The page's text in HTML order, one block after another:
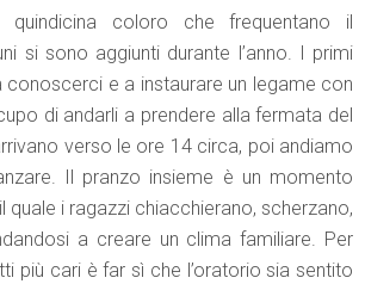
quindicina coloro che frequentano il
si sono aggiunti durante l’anno. I primi
conoscerci e a instaurare un legame con
di andarli a prendere alla fermata del
verso le ore 14 circa, poi andiamo
Il pranzo insieme è un momento
quale i ragazzi chiacchierano, scherzano,
a creare un clima familiare. Per
più cari è far sì che l’oratorio sia sentito